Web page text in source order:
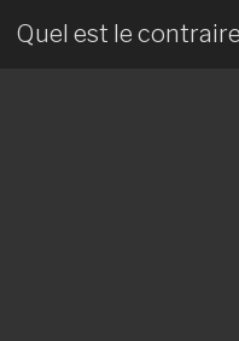
Quel est le